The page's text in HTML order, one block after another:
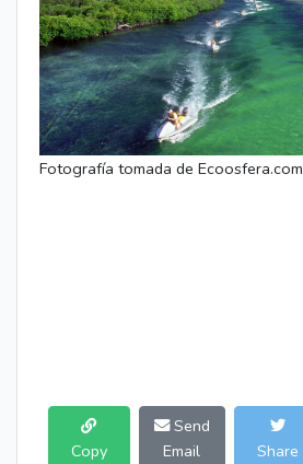
Fotografía tomada de Ecoosfera.com
Copy
Send
Email
Share